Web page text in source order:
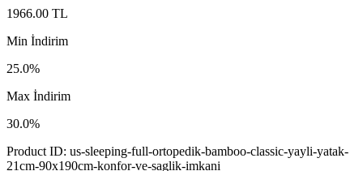
1966.00 TL
Min İndirim
25.0%
Max İndirim
30.0%
Product ID: us-sleeping-full-ortopedik-bamboo-classic-yayli-yatak-
21cm-90x190cm-konfor-ve-saglik-imkani